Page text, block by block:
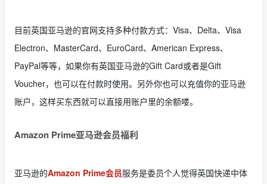
目前英国亚马逊的官网支持多种付款方式：Visa、Delta、Visa
Electron、MasterCard、EuroCard、American Express、
PayPal等等，如果你有英国亚马逊的Gift Card或者是Gift
Voucher，也可以在付款时使用。另外你也可以充值你的亚马逊
账户，这样买东西就可以直接用账户里的余额喽。
Amazon Prime亚马逊会员福利
亚马逊的Amazon Prime会员服务是委员个人觉得英国快递中体